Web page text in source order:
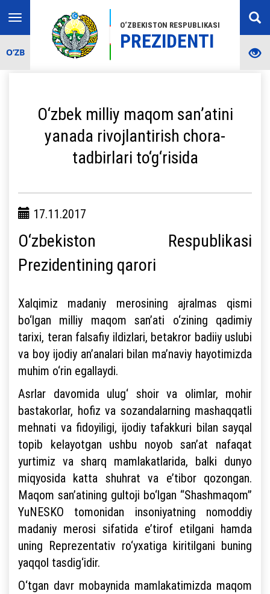
O‘ZBEKISTON RESPUBLIKASI
PREZIDENTI
Toggle
navigation
O‘ZB
O‘zbek milliy maqom san’atini
yanada rivojlantirish chora-
tadbirlari to‘g‘risida
17.11.2017
O‘zbekiston Respublikasi
Prezidentining qarori
Xalqimiz madaniy merosining ajralmas qismi
bo‘lgan milliy maqom san’ati o‘zining qadimiy
tarixi, teran falsafiy ildizlari, betakror badiiy uslubi
va boy ijodiy an’analari bilan ma’naviy hayotimizda
muhim o‘rin egallaydi.
Asrlar davomida ulug‘ shoir va olimlar, mohir
bastakorlar, hofiz va sozandalarning mashaqqatli
mehnati va fidoyiligi, ijodiy tafakkuri bilan sayqal
topib kelayotgan ushbu noyob san’at nafaqat
yurtimiz va sharq mamlakatlarida, balki dunyo
miqyosida katta shuhrat va e’tibor qozongan.
Maqom san’atining gultoji bo‘lgan “Shashmaqom”
YuNESKO tomonidan insoniyatning nomoddiy
madaniy merosi sifatida e’tirof etilgani hamda
uning Reprezentativ ro‘yxatiga kiritilgani buning
yaqqol tasdig‘idir.
O‘tgan davr mobaynida mamlakatimizda maqom